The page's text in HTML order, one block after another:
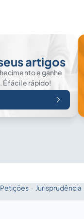
artigos
e ganhe
fácil e rápido!
Petições · Jurisprudência